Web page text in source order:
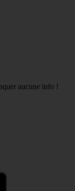
aucune info !